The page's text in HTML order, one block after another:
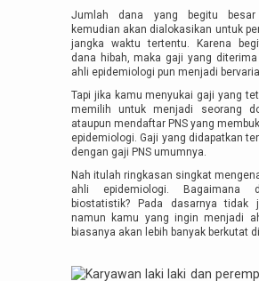
Jumlah dana yang begitu
kemudian akan dialokasikan untuk
jangka waktu tertentu. Karena
dana hibah, maka gaji yang
ahli epidemiologi pun menjadi
Tapi jika kamu menyukai gaji yang
memilih untuk menjadi seorang
ataupun mendaftar PNS yang
epidemiologi. Gaji yang didapatkan
dengan gaji PNS umumnya.
Nah itulah ringkasan singkat
ahli epidemiologi. Bagaimana
biostatistik? Pada dasarnya tidak
namun kamu yang ingin menjadi
biasanya akan lebih banyak berkutat